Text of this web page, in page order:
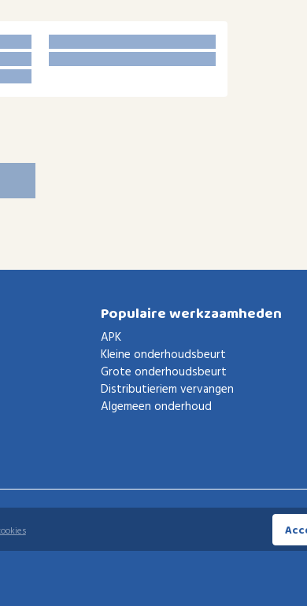
Populaire werkzaamheden
APK
Kleine onderhoudsbeurt
Grote onderhoudsbeurt
Distributieriem vervangen
Algemeen onderhoud